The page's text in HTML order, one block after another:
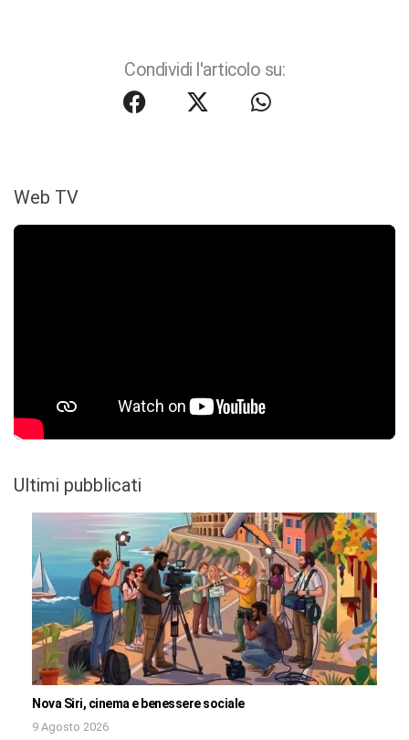
Condividi l'articolo su:
Web TV
Ultimi pubblicati
Nova Siri, cinema e benessere sociale
9 Agosto 2026